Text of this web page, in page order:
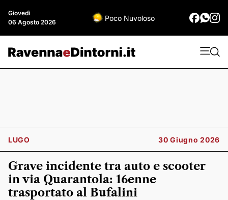
Giovedì
06 Agosto 2026
Poco Nuvoloso
LUGO 30 Giugno 2026
Grave incidente tra auto e scooter
in via Quarantola: 16enne
trasportato al Bufalini